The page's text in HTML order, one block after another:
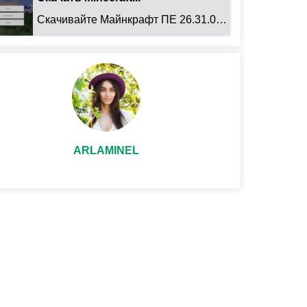
Скачивайте Майнкрафт ПЕ 26.31.01 для Android: ...
ARLAMINEL